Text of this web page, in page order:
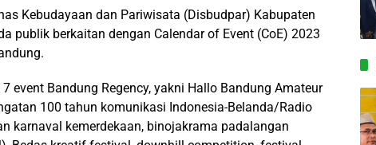
Kebudayaan dan Pariwisata (Disbudpar) Kabupaten
publik berkaitan dengan Calendar of Event (CoE) 2023
event Bandung Regency, yakni Hallo Bandung Amateur
100 tahun komunikasi Indonesia-Belanda/Radio
karnaval kemerdekaan, binojakrama padalangan